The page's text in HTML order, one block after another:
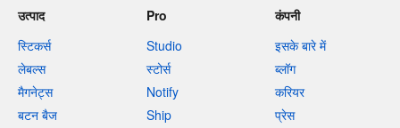
उत्पाद
स्टिकर्स
लेबल्स
मैगनेट्स
बटन बैज
Pro
Studio
स्टोर्स
Notify
Ship
कंपनी
इसके बारे में
ब्लॉग
करियर
प्रेस